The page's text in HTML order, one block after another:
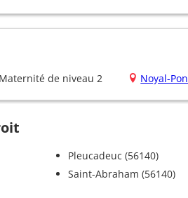
de niveau 2 Noyal-
Pleucadeuc (56140)
Saint-Abraham (56140)